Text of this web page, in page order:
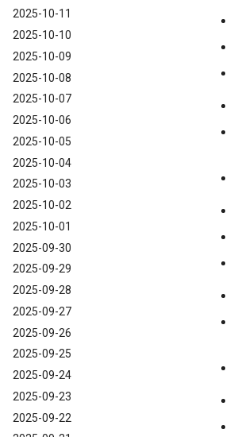
2025-10-11
2025-10-10
2025-10-09
2025-10-08
2025-10-07
2025-10-06
2025-10-05
2025-10-04
2025-10-03
2025-10-02
2025-10-01
2025-09-30
2025-09-29
2025-09-28
2025-09-27
2025-09-26
2025-09-25
2025-09-24
2025-09-23
2025-09-22